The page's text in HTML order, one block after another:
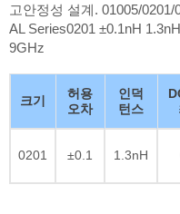
고안정성 설계. 01005/0201/
AL Series0201 ±0.1nH
9GHz
크기
허용
오차
인덕
턴스
0201 ±0.1 1.3nH